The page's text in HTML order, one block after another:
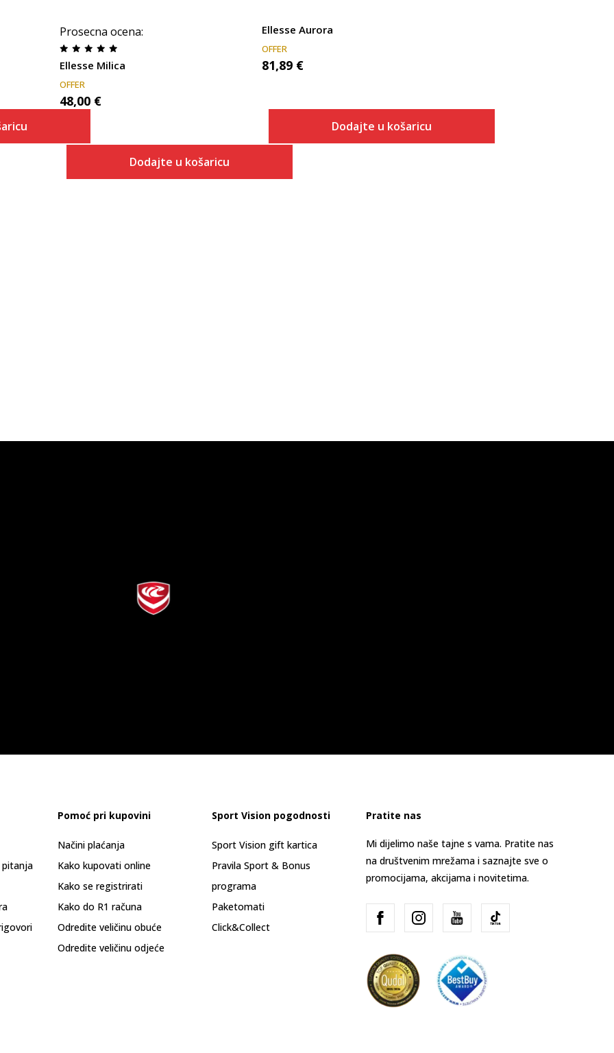
Prosecna ocena:
Ellesse Milica
OFFER
48,00 €
Dodajte u košaricu
Ellesse Aurora
OFFER
81,89 €
Dodajte u košaricu
pitanja
Pomoć pri kupovini
Načini plaćanja
Kako kupovati online
Kako se registrirati
Kako do R1 računa
Odredite veličinu obuće
Odredite veličinu odjeće
Sport Vision pogodnosti
Sport Vision gift kartica
Pravila Sport & Bonus
programa
Paketomati
Click&Collect
Pratite nas
Mi dijelimo naše tajne s vama. Pratite nas
na društvenim mrežama i saznajte sve o
promocijama, akcijama i novitetima.